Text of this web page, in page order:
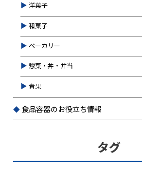
洋菓子
和菓子
ベーカリー
惣菜・丼・弁当
青果
食品容器のお役立ち情報
タグ